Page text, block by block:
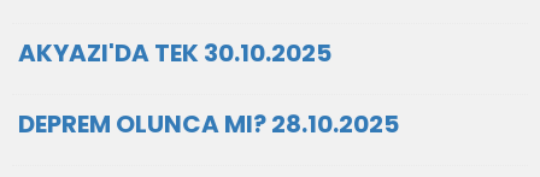
AKYAZI'DA TEK 30.10.2025
DEPREM OLUNCA MI? 28.10.2025